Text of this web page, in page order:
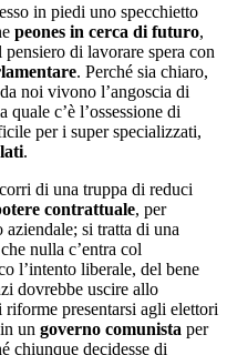
in piedi uno specchietto
peones in cerca di futuro,
di lavorare spera con
. Perché sia chiaro,
noi vivono l’angoscia di
c’è l’ossessione di
per i super specializzati,
.
di una truppa di reduci
contrattuale, per
aziendale; si tratta di una
che nulla c’entra col
l’intento liberale, del bene
dovrebbe uscire allo
presentarsi agli elettori
un governo comunista per
chiunque decidesse di